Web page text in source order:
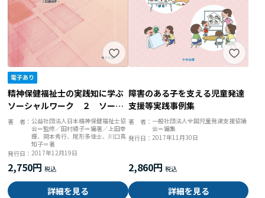
精神保健福祉士の実践知に学ぶ
ソーシャルワーク ２ ソーシ
ャルワークの面接技術と記録の
思考過程
著 者：公益社団法人日本精神保健福祉士協
会＝監修／田村綾子＝編著／上田幸
輝、岡本秀行、尾形多佳士、川口真
知子＝著
発行日：2017年12月19日
2,750円
詳細を見る
障害のある子を支える児童発達
支援等実践事例集
著 者： 一般社団法人全国児童発達支援協議
会＝編集
発行日： 2017年11月30日
2,860円
詳細を見る